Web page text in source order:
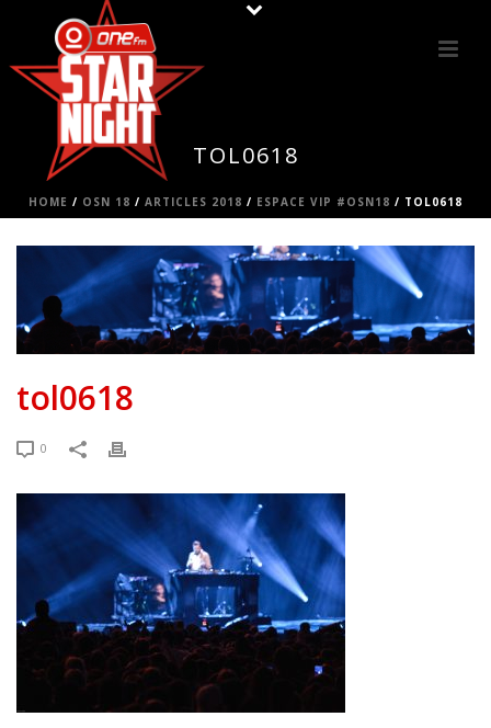
TOL0618
HOME / OSN 18 / ARTICLES 2018 / ESPACE VIP #OSN18 / TOL0618
tol0618
0